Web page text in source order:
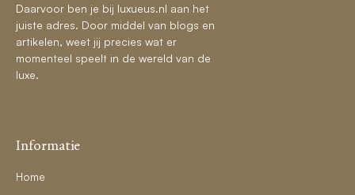
Daarvoor ben je bij luxueus.nl aan het
juiste adres. Door middel van blogs en
artikelen, weet jij precies wat er
momenteel speelt in de wereld van de
luxe.
Informatie
Home